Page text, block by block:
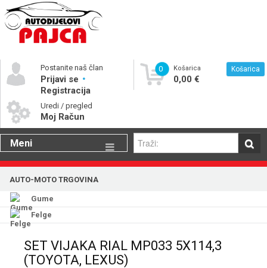
Postanite naš član
Prijavi se
Registracija
Uredi / pregled
Moj Račun
0 Košarica
0,00 €
Košarica
Meni
Gume
Katalog rezervnih dijelova
AUTO-MOTO TRGOVINA
Gume
Felge
SET VIJAKA RIAL MP033 5X114,3
(TOYOTA, LEXUS)